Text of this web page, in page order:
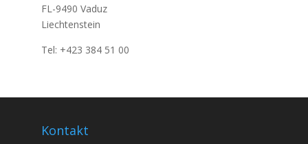
FL-9490 Vaduz
Liechtenstein
Tel: +423 384 51 00
Kontakt